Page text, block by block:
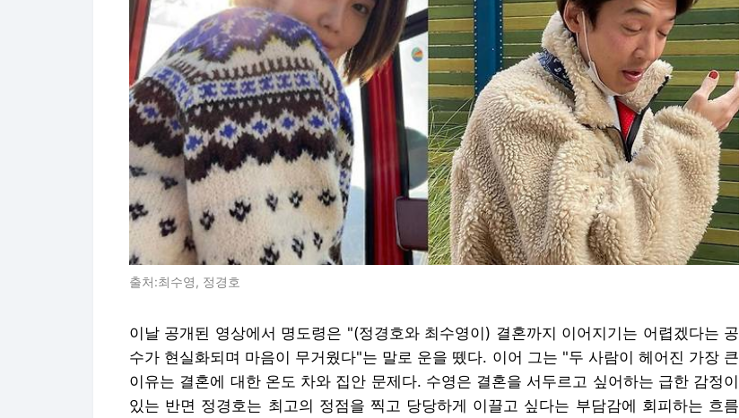
출처:최수영, 정경호
이날 공개된 영상에서 명도령은 "(정경호와 최수영이) 결혼까지 이어지기는 어렵겠다는 공
수가 현실화되며 마음이 무거웠다"는 말로 운을 뗐다. 이어 그는 "두 사람이 헤어진 가장 큰
이유는 결혼에 대한 온도 차와 집안 문제다. 수영은 결혼을 서두르고 싶어하는 급한 감정이
있는 반면 정경호는 최고의 정점을 찍고 당당하게 이끌고 싶다는 부담감에 회피하는 흐름